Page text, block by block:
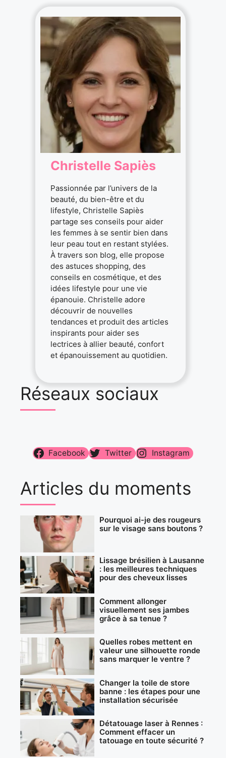
Christelle Sapiès
Passionnée par l’univers de la
beauté, du bien-être et du
lifestyle, Christelle Sapiès
partage ses conseils pour aider
les femmes à se sentir bien dans
leur peau tout en restant stylées.
À travers son blog, elle propose
des astuces shopping, des
conseils en cosmétique, et des
idées lifestyle pour une vie
épanouie. Christelle adore
découvrir de nouvelles
tendances et produit des articles
inspirants pour aider ses
lectrices à allier beauté, confort
et épanouissement au quotidien.
Réseaux sociaux
Facebook Twitter Instagram
Articles du moments
Pourquoi ai-je des rougeurs
sur le visage sans boutons ?
Lissage brésilien à Lausanne
: les meilleures techniques
pour des cheveux lisses
Comment allonger
visuellement ses jambes
grâce à sa tenue ?
Quelles robes mettent en
valeur une silhouette ronde
sans marquer le ventre ?
Changer la toile de store
banne : les étapes pour une
installation sécurisée
Détatouage laser à Rennes :
Comment effacer un
tatouage en toute sécurité ?